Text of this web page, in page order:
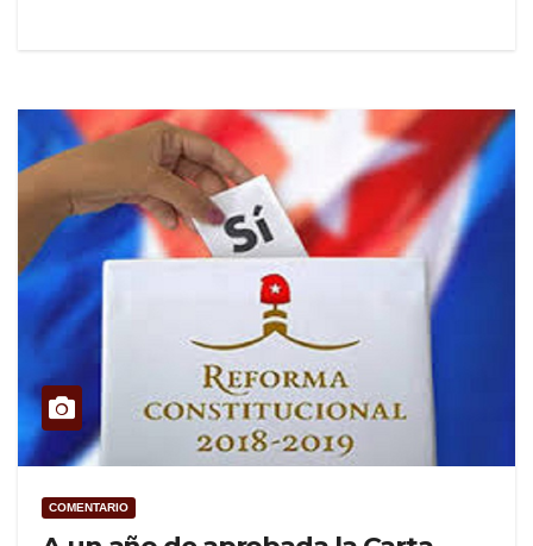
COMENTARIO